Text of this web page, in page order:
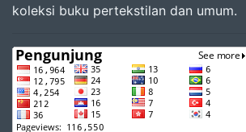
koleksi buku pertekstilan dan umum.